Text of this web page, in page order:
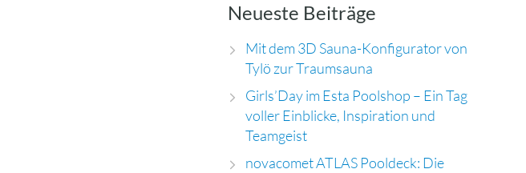
Neueste Beiträge
Mit dem 3D Sauna-Konfigurator von
Tylö zur Traumsauna
Girls’Day im Esta Poolshop – Ein Tag
voller Einblicke, Inspiration und
Teamgeist
novacomet ATLAS Pooldeck: Die